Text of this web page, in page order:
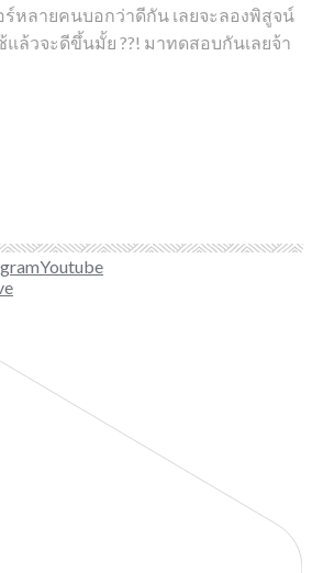
ร์หลายคนบอกว่าดีกัน เลยจะลองพิสูจน์
ล้วจะดีขึ้นมั้ย ??! มาทดสอบกันเลยจ้า
Youtube